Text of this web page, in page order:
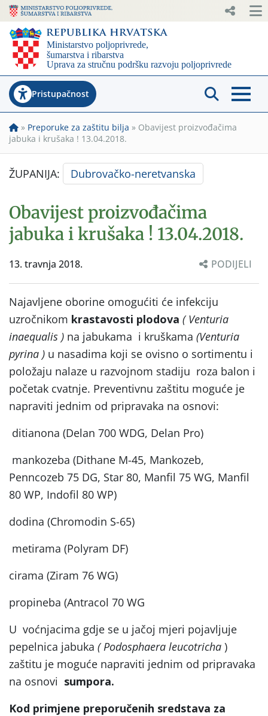
Pristupačnost
» Preporuke za zaštitu bilja » Obavijest proizvođačima
jabuka i krušaka ! 13.04.2018.
ŽUPANIJA: Dubrovačko-neretvanska
Obavijest proizvođačima
jabuka i krušaka ! 13.04.2018.
13. travnja 2018. PODIJELI
Najavljene oborine omogućiti će infekciju
uzročnikom krastavosti plodova ( Venturia
inaequalis ) na jabukama i kruškama (Venturia
pyrina ) u nasadima koji se ovisno o sortimentu i
položaju nalaze u razvojnom stadiju roza balon i
početak cvatnje. Preventivnu zaštitu moguće je
napraviti jednim od pripravaka na osnovi:
ditianona (Delan 700 WDG, Delan Pro)
mankozeba (Dithane M-45, Mankozeb,
Penncozeb 75 DG, Star 80, Manfil 75 WG, Manfil
80 WP, Indofil 80 WP)
dodina (Chromodin S-65)
metirama (Polyram DF)
cirama (Ziram 76 WG)
propineba (Antracol 70 WG
U voćnjacima gdje se u jačoj mjeri pojavljuje
pepelnica jabuka ( Podosphaera leucotricha )
zaštitu je moguće napraviti jednim od pripravaka
na osnovi sumpora.
Kod primjene preporučenih sredstava za